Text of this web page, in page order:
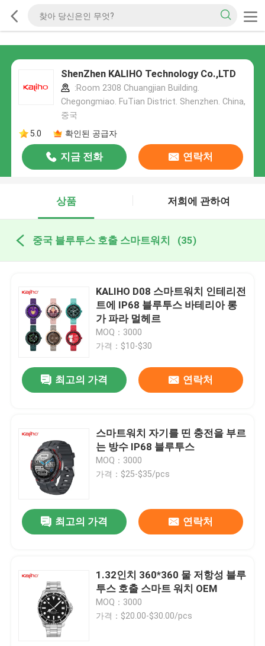
ShenZhen KALIHO Technology Co.,LTD
:Room 2308 Chuangjian Building.
Chegongmiao. FuTian District. Shenzhen. China,
중국
5.0
확인된 공급자
지금 전화 연락처
상품 저희에 관하여
중국 블루투스 호출 스마트워치 (35)
KALIHO D08 스마트워치 인테리전
트에 IP68 블루투스 바테리아 롱
가 파라 멀헤르
MOQ：3000
가격：$10-$30
최고의 가격 연락처
스마트워치 자기를 띤 충전을 부르
는 방수 IP68 블루투스
MOQ：3000
가격：$25-$35/pcs
최고의 가격 연락처
1.32인치 360*360 물 저항성 블루
투스 호출 스마트 워치 OEM
MOQ：3000
가격：$20.00-$30.00/pcs